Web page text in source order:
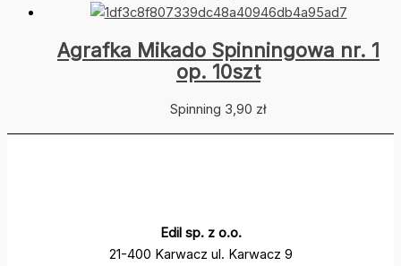
Agrafka Mikado Spinningowa nr. 1
op. 10szt
Spinning 3,90 zł
Edil sp. z o.o.
21-400 Karwacz ul. Karwacz 9